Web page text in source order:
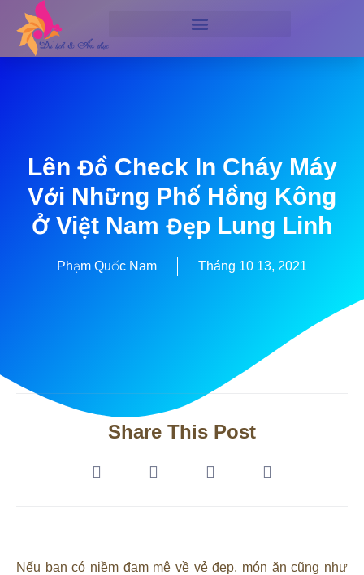
Lên Đồ Check In Cháy Máy
Với Những Phố Hồng Kông
Ở Việt Nam Đẹp Lung Linh
Phạm Quốc Nam Tháng 10 13, 2021
Share This Post
Nếu bạn có niềm đam mê về vẻ đẹp, món ăn cũng như